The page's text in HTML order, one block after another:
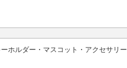
ーホルダー・マスコット・アクセサリー